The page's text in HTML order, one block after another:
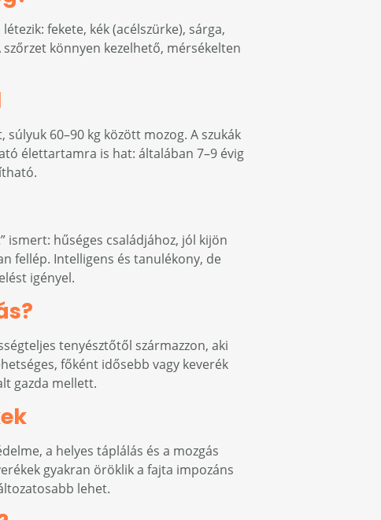
fekete, kék (acélszürke), sárga,
könnyen kezelhető, mérsékelten
60–90 kg között mozog. A szukák
élettartamra is hat: általában 7–9 évig
ismert: hűséges családjához, jól kijön
fellép. Intelligens és tanulékony, de
igényel.
tenyésztőtől származzon, aki
főként idősebb vagy keverék
gazda mellett.
a helyes táplálás és a mozgás
gyakran öröklik a fajta impozáns
lehet.